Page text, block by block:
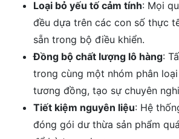
Loại bỏ yếu tố cảm tính: Mọi
đều dựa trên các con số thực
sẵn trong bộ điều khiển.
Đồng bộ chất lượng lô hàng:
trong cùng một nhóm phân
tương đồng, tạo sự chuyên
Tiết kiệm nguyên liệu: Hệ
đóng gói dư thừa sản phẩm